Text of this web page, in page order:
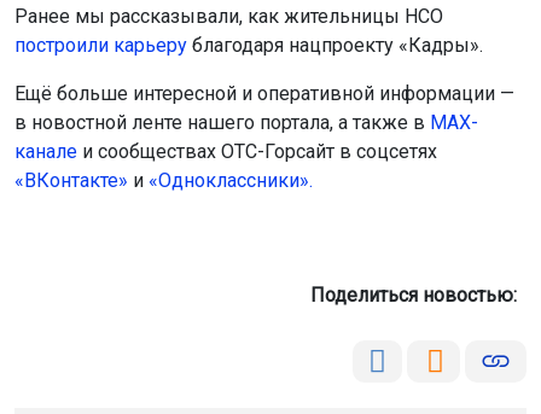
Ранее мы рассказывали, как жительницы НСО
построили карьеру благодаря нацпроекту «Кадры».
Ещё больше интересной и оперативной информации —
в новостной ленте нашего портала, а также в МАХ-
канале и сообществах ОТС-Горсайт в соцсетях
«ВКонтакте» и «Одноклассники».
Поделиться новостью: